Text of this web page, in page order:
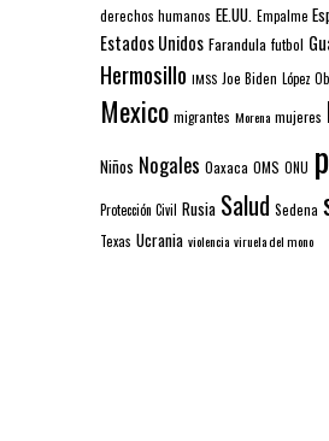
derechos humanos EE.UU. Empalme
Estados Unidos Farandula futbol
Hermosillo IMSS Joe Biden López
Mexico migrantes Morena mujeres
Niños Nogales Oaxaca OMS ONU
Protección Civil Rusia Salud Sedena
Texas Ucrania violencia viruela del mono